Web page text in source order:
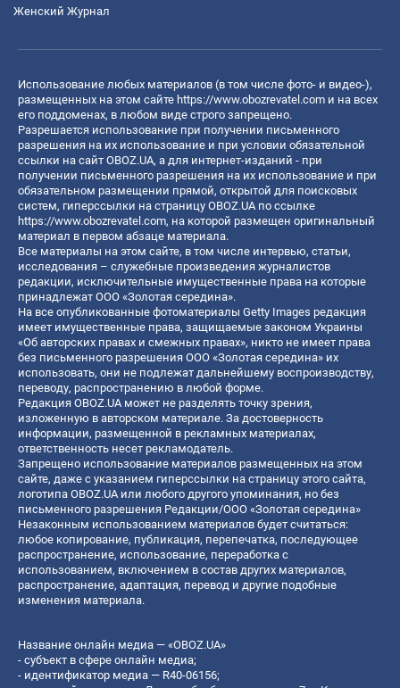
Женский Журнал
Использование любых материалов (в том числе фото- и видео-),
размещенных на этом сайте https://www.obozrevatel.com и на всех
его поддоменах, в любом виде строго запрещено.
Разрешается использование при получении письменного
разрешения на их использование и при условии обязательной
ссылки на сайт OBOZ.UA, а для интернет-изданий - при
получении письменного разрешения на их использование и при
обязательном размещении прямой, открытой для поисковых
систем, гиперссылки на страницу OBOZ.UA по ссылке
https://www.obozrevatel.com, на которой размещен оригинальный
материал в первом абзаце материала.
Все материалы на этом сайте, в том числе интервью, статьи,
исследования – служебные произведения журналистов
редакции, исключительные имущественные права на которые
принадлежат ООО «Золотая середина».
На все опубликованные фотоматериалы Getty Images редакция
имеет имущественные права, защищаемые законом Украины
«Об авторских правах и смежных правах», никто не имеет права
без письменного разрешения ООО «Золотая середина» их
использовать, они не подлежат дальнейшему воспроизводству,
переводу, распространению в любой форме.
Редакция OBOZ.UA может не разделять точку зрения,
изложенную в авторском материале. За достоверность
информации, размещенной в рекламных материалах,
ответственность несет рекламодатель.
Запрещено использование материалов размещенных на этом
сайте, даже с указанием гиперссылки на страницу этого сайта,
логотипа OBOZ.UA или любого другого упоминания, но без
письменного разрешения Редакции/ООО «Золотая середина»
Незаконным использованием материалов будет считаться:
любое копирование, публикация, перепечатка, последующее
распространение, использование, переработка с
использованием, включением в состав других материалов,
распространение, адаптация, перевод и другие подобные
изменения материала.
Название онлайн медиа — «OBOZ.UA»
- субъект в сфере онлайн медиа;
- идентификатор медиа — R40-06156;